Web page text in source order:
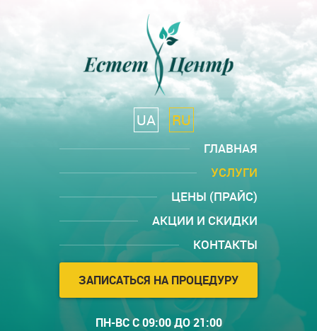
UA RU
ГЛАВНАЯ
УСЛУГИ
ЦЕНЫ (ПРАЙС)
АКЦИИ И СКИДКИ
КОНТАКТЫ
ЗАПИСАТЬСЯ НА ПРОЦЕДУРУ
ПН-ВС С 09:00 ДО 21:00